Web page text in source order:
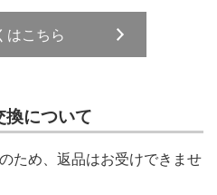
はこちら
換について
ため、返品はお受けできませ